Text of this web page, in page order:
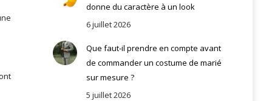
donne du caractère à un look
6 juillet 2026
Que faut-il prendre en compte avant
de commander un costume de marié
sur mesure ?
5 juillet 2026